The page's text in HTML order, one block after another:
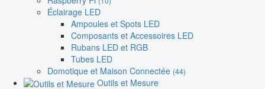
Éclairage LED
Ampoules et Spots LED
Composants et Accessoires LED
Rubans LED et RGB
Tubes LED
Domotique et Maison Connectée (44)
Outils et Mesure